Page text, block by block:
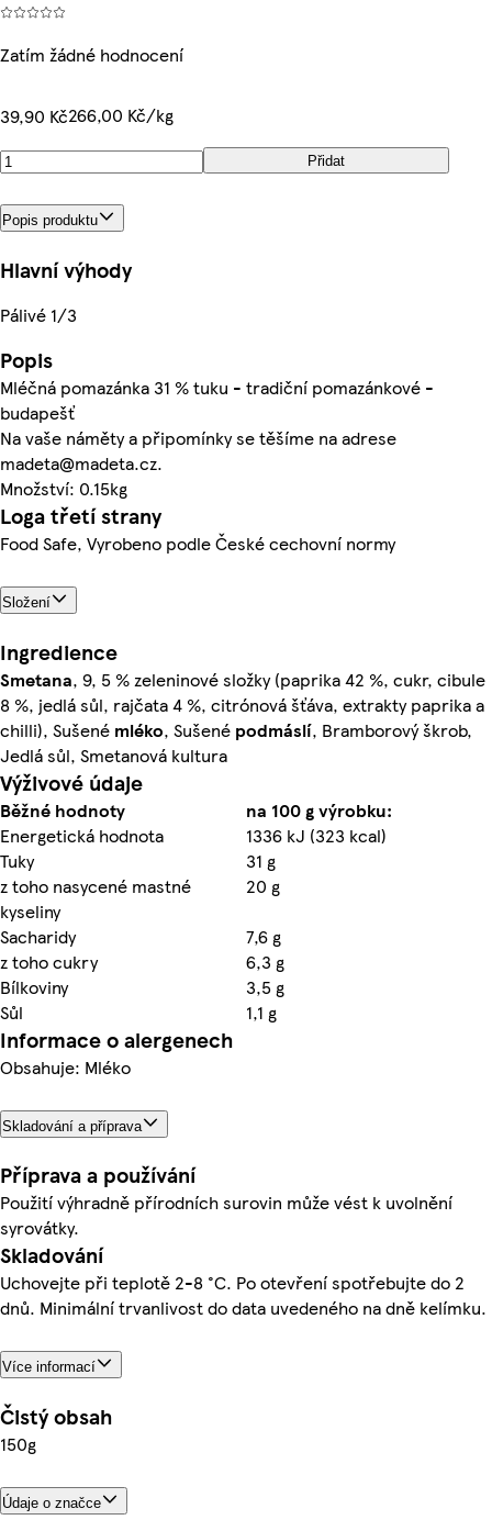
Zatím žádné hodnocení
39,90 Kč266,00 Kč/kg
Přidat
Popis produktu
Hlavní výhody
Pálivé 1/3
Popis
Mléčná pomazánka 31 % tuku - tradiční pomazánkové -
budapešť
Na vaše náměty a připomínky se těšíme na adrese
madeta@madeta.cz.
Množství: 0.15kg
Loga třetí strany
Food Safe, Vyrobeno podle České cechovní normy
Složení
Ingredience
Smetana, 9, 5 % zeleninové složky (paprika 42 %, cukr, cibule
8 %, jedlá sůl, rajčata 4 %, citrónová šťáva, extrakty paprika a
chilli), Sušené mléko, Sušené podmáslí, Bramborový škrob,
Jedlá sůl, Smetanová kultura
Výživové údaje
Běžné hodnoty
na 100 g výrobku:
Energetická hodnota
1336 kJ (323 kcal)
Tuky
31 g
z toho nasycené mastné
kyseliny
20 g
Sacharidy
7,6 g
z toho cukry
6,3 g
Bílkoviny
3,5 g
Sůl
1,1 g
Informace o alergenech
Obsahuje: Mléko
Skladování a příprava
Příprava a používání
Použití výhradně přírodních surovin může vést k uvolnění
syrovátky.
Skladování
Uchovejte při teplotě 2-8 °C. Po otevření spotřebujte do 2
dnů. Minimální trvanlivost do data uvedeného na dně kelímku.
Více informací
Čistý obsah
150g
Údaje o značce